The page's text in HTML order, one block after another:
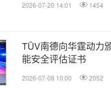
2026-07-20 14:01 1454
TÜV南德向华霆动力
能安全评估证书
2026-07-08 10:00 2052